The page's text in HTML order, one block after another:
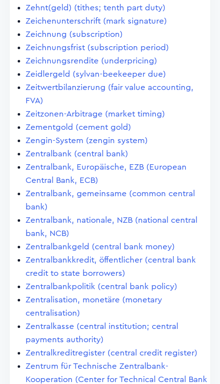
Zehnt(geld) (tithes; tenth part duty)
Zeichenunterschrift (mark signature)
Zeichnung (subscription)
Zeichnungsfrist (subscription period)
Zeichnungsrendite (underpricing)
Zeidlergeld (sylvan-beekeeper due)
Zeitwertbilanzierung (fair value accounting,
FVA)
Zeitzonen-Arbitrage (market timing)
Zementgold (cement gold)
Zengin-System (zengin system)
Zentralbank (central bank)
Zentralbank, Europäische, EZB (European
Central Bank, ECB)
Zentralbank, gemeinsame (common central
bank)
Zentralbank, nationale, NZB (national central
bank, NCB)
Zentralbankgeld (central bank money)
Zentralbankkredit, öffentlicher (central bank
credit to state borrowers)
Zentralbankpolitik (central bank policy)
Zentralisation, monetäre (monetary
centralisation)
Zentralkasse (central institution; central
payments authority)
Zentralkreditregister (central credit register)
Zentrum für Technische Zentralbank-
Kooperation (Center for Technical Central Bank